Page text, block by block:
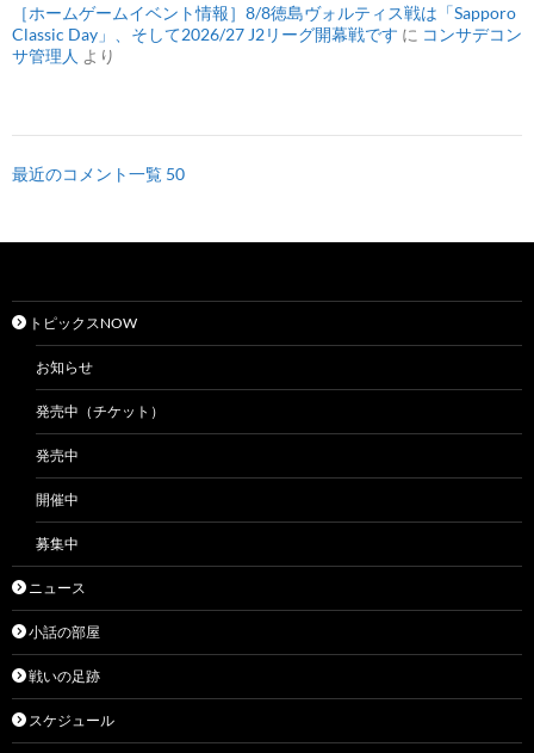
［ホームゲームイベント情報］8/8徳島ヴォルティス戦は「Sapporo
Classic Day」、そして2026/27 J2リーグ開幕戦です に コンサデコン
サ管理人 より
最近のコメント一覧 50
トピックスNOW
お知らせ
発売中（チケット）
発売中
開催中
募集中
ニュース
小話の部屋
戦いの足跡
スケジュール